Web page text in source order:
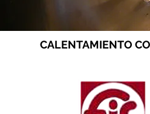
CALENTAMIENTO